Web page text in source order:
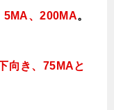
5MA、200MA。
向き、75MAと